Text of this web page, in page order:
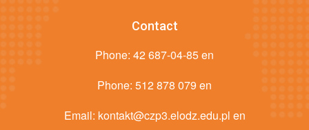
Contact
Phone: 42 687-04-85 en
Phone: 512 878 079 en
Email: kontakt@czp3.elodz.edu.pl en